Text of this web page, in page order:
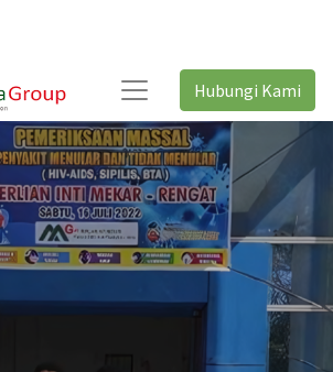
Hubungi Kami